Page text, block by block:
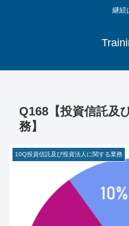
継続
Q168【投資信託及
務】
10Q投資信託及び投資法人に関する業務